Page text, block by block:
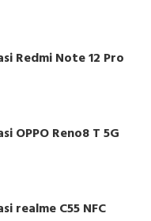
Redmi Note 12 Pro
OPPO Reno8 T 5G
realme C55 NFC